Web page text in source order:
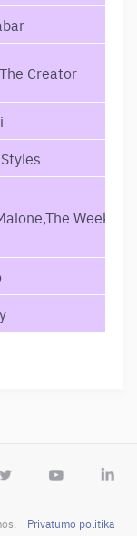
Creator
Weeknd
Privatumo politika